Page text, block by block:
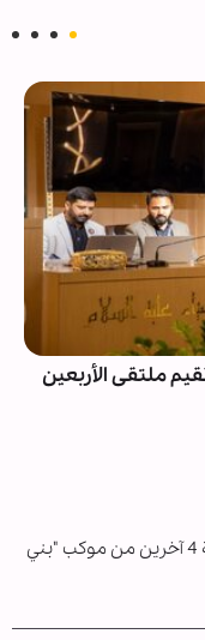
ملتقى الأربعين
وفاة 4 رواديد وإصابة 4 آخرين من موكب "بني